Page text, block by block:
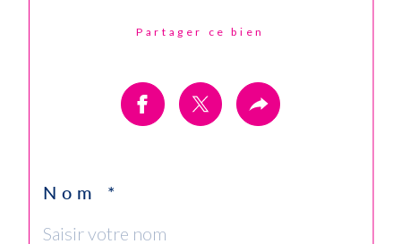
Partager ce bien
Nom *